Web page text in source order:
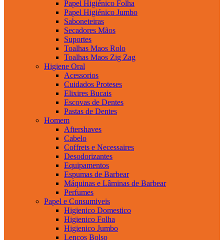
Papel Higiénico Folha
Papel Higiénico Jumbo
Saboneteiras
Secadores Mãos
Suportes
Toalhas Maos Rolo
Toalhas Maos Zig Zag
Higiene Oral
Acessorios
Cuidados Proteses
Elixires Bucais
Escovas de Dentes
Pastas de Dentes
Homem
Aftershaves
Cabelo
Coffrets e Necessaires
Desodorizantes
Equipamentos
Espumas de Barbear
Máquinas e Lâminas de Barbear
Perfumes
Papel e Consumiveis
Higienico Domestico
Higienico Folha
Higienico Jumbo
Lencos Bolso